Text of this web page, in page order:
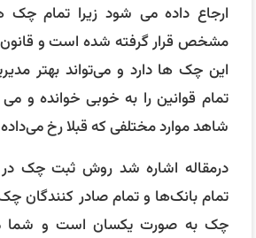
ارجاع داده می شود زیرا تمام
مشخص قرار گرفته شده است و قانون
این چک ها دارد و می‌تواند بهتر
تمام قوانین را به خوبی خوانده و
شاهد موارد مختلفی که قبلا رخ
درمقاله اشاره شد روش ثبت چک در
تمام بانک‌ها و تمام صادر کنندگان
چک به صورت یکسان است و شما